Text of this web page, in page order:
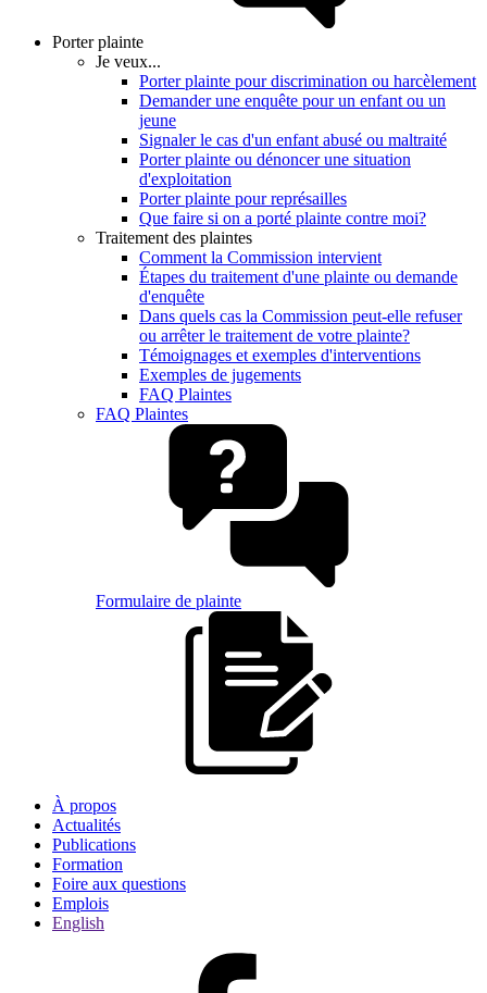
Porter plainte
Je veux...
Porter plainte pour discrimination ou harcèlement
Demander une enquête pour un enfant ou un
jeune
Signaler le cas d'un enfant abusé ou maltraité
Porter plainte ou dénoncer une situation
d'exploitation
Porter plainte pour représailles
Que faire si on a porté plainte contre moi?
Traitement des plaintes
Comment la Commission intervient
Étapes du traitement d'une plainte ou demande
d'enquête
Dans quels cas la Commission peut-elle refuser
ou arrêter le traitement de votre plainte?
Témoignages et exemples d'interventions
Exemples de jugements
FAQ Plaintes
FAQ Plaintes
Formulaire de plainte
À propos
Actualités
Publications
Formation
Foire aux questions
Emplois
English